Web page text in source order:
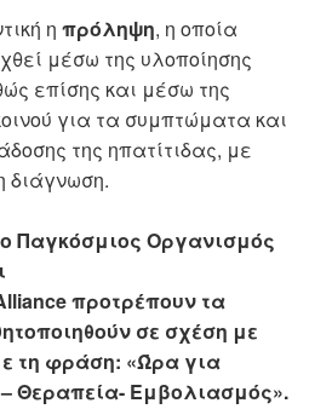
ηπρόληψη, η οποία
μέσω της υλοποίησης
επίσης και μέσω της
για τα συμπτώματα και
της ηπατίτιδας, με
διάγνωση.
ο Παγκόσμιος Οργανισμός
προτρέπουν τα
σε σχέση με
τη φράση: «Ώρα για
Θεραπεία- Εμβολιασμός».